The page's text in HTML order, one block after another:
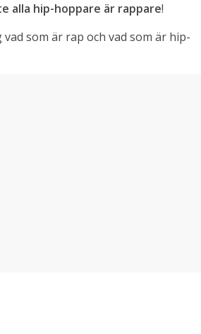
alla hip-hoppare är rappare!
som är rap och vad som är hip-